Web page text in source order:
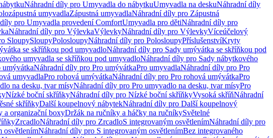
Náhradní díly pro Umyvadla do nábytkuUmyvadla na deskuNáhradní díly
umyvadlaZápustná umyvadlaNáhradní díly pro Zápustná
pro Umyvadla provedení ComfortUmyvadla pro dětiNáhradní díly pro
Náhradní díly pro VýlevkaVýlevkyNáhradní díly pro VýlevkyVíceúčelový
SloupySloupyPolosloupyNáhradní díly pro PolosloupyPříslušenstvíKryty
se skříňkou pod umyvadloNáhradní díly pro Sady umývátka se skříňkou pod
umyvadla se skříňkou pod umyvadloNáhradní díly pro Sady nábytkového
umývátkaNáhradní díly pro Pro umývátkaPro umyvadlaNáhradní díly pro Pro
umyvadlaPro rohová umývátkaNáhradní díly pro Pro rohová umývátkaPro
na desku, tvar mísyNáhradní díly pro Pro umyvadlo na desku, tvar mísyPro
Nízké boční skříňkyNáhradní díly pro Nízké boční skříňkyVysoká skříňNáhradní
skříňkyDalší koupelnový nábytekNáhradní díly pro Další koupelnový
a organizační boxyDržák na ručníky a háčky na ručníkySvětelné
ZrcadloNáhradní díly pro ZrcadloS integrovaným osvětlenímNáhradní díly pro
osvětlenímNáhradní díly pro S integrovaným osvětlenímBez integrovaného